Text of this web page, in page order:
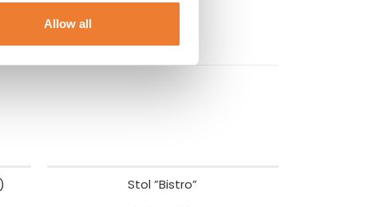
Allow all
Stol ”Bistro”